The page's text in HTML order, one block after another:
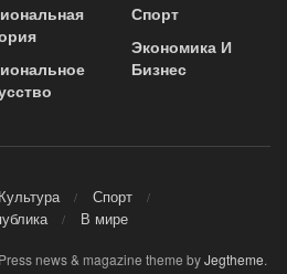
Спорт
Экономика И
Бизнес
Культура
Спорт
В мире
news & magazine theme byJegtheme.